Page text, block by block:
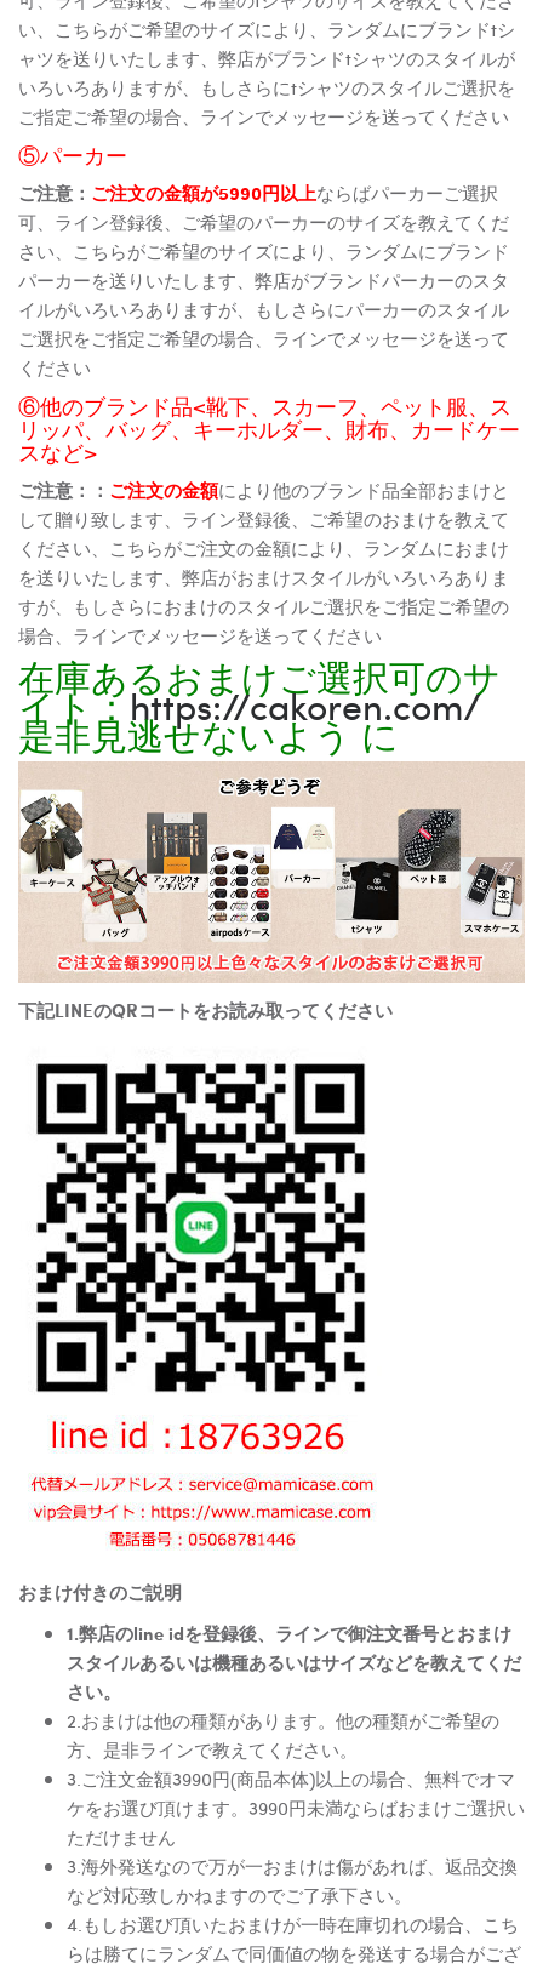
い、こちらがご希望のサイズにより、ランダムにブランドtシ
ャツを送りいたします、弊店がブランドtシャツのスタイルが
いろいろありますが、もしさらにtシャツのスタイルご選択を
ご指定ご希望の場合、ラインでメッセージを送ってください
⑤パーカー
ご注意： ご注文の金額が5990円以上ならばパーカーご選択
可、ライン登録後、ご希望のパーカーのサイズを教えてくだ
さい、こちらがご希望のサイズにより、ランダムにブランド
パーカーを送りいたします、弊店がブランドパーカーのスタ
イルがいろいろありますが、もしさらにパーカーのスタイル
ご選択をご指定ご希望の場合、ラインでメッセージを送って
ください
⑥他のブランド品<靴下、スカーフ、ペット服、ス
リッパ、バッグ、キーホルダー、財布、カードケー
スなど>
ご注意：： ご注文の金額により他のブランド品全部おまけと
して贈り致します、ライン登録後、ご希望のおまけを教えて
ください、こちらがご注文の金額により、ランダムにおまけ
を送りいたします、弊店がおまけスタイルがいろいろありま
すが、もしさらにおまけのスタイルご選択をご指定ご希望の
場合、ラインでメッセージを送ってください
在庫あるおまけご選択可のサ
イト：https://cakoren.com/
是非見逃せないよう に
下記LINEのQRコートをお読み取ってください
おまけ付きのご説明
1.弊店のline idを登録後、ラインで御注文番号とおまけ
スタイルあるいは機種あるいはサイズなどを教えてくだ
さい。
2.おまけは他の種類があります。他の種類がご希望の
方、是非ラインで教えてください。
3.ご注文金額3990円(商品本体)以上の場合、無料でオマ
ケをお選び頂けます。3990円未満ならばおまけご選択い
ただけません
3.海外発送なので万が一おまけは傷があれば、返品交換
など対応致しかねますのでご了承下さい。
4.もしお選び頂いたおまけが一時在庫切れの場合、こち
らは勝てにランダムで同価値の物を発送する場合がござ